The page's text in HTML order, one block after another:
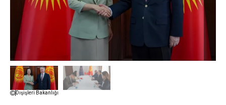
Dışişleri Bakanlığı